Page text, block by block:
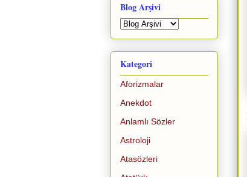
Blog Arşivi
Kategori
Aforizmalar
Anekdot
Anlamlı Sözler
Astroloji
Atasözleri